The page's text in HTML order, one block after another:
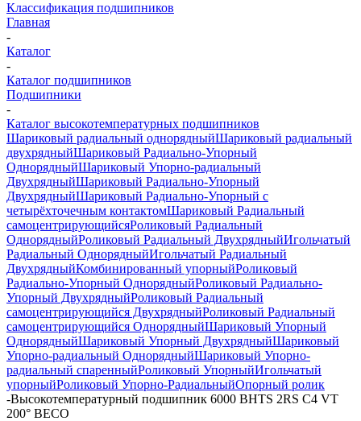
Классификация подшипников
Главная
-
Каталог
-
Каталог подшипников
Подшипники
-
Каталог высокотемпературных подшипников
Шариковый радиальный однорядныйШариковый радиальный
двухрядныйШариковый Радиально-Упорный
ОднорядныйШариковый Упорно-радиальный
ДвухрядныйШариковый Радиально-Упорный
ДвухрядныйШариковый Радиально-Упорный с
четырёхточечным контактомШариковый Радиальный
самоцентрирующийсяРоликовый Радиальный
ОднорядныйРоликовый Радиальный ДвухрядныйИгольчатый
Радиальный ОднорядныйИгольчатый Радиальный
ДвухрядныйКомбинированный упорныйРоликовый
Радиально-Упорный ОднорядныйРоликовый Радиально-
Упорный ДвухрядныйРоликовый Радиальный
самоцентрирующийся ДвухрядныйРоликовый Радиальный
самоцентрирующийся ОднорядныйШариковый Упорный
ОднорядныйШариковый Упорный ДвухрядныйШариковый
Упорно-радиальный ОднорядныйШариковый Упорно-
радиальный спаренныйРоликовый УпорныйИгольчатый
упорныйРоликовый Упорно-РадиальныйОпорный ролик
-Высокотемпературный подшипник 6000 BHTS 2RS C4 VT
200° BECO